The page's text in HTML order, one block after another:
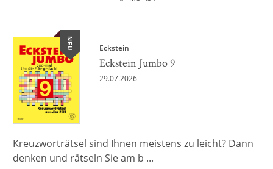
NEU Eckstein
Eckstein Jumbo 9
29.07.2026
Kreuzworträtsel sind Ihnen meistens zu leicht? Dann
denken und rätseln Sie am b ...